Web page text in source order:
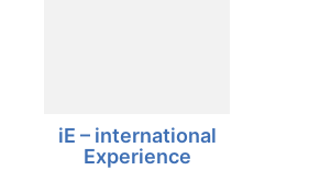
iE – international
Experience